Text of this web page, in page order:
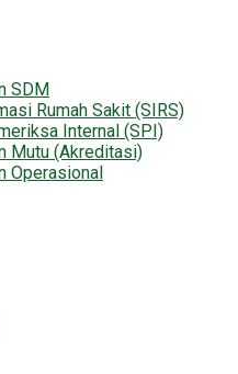
SDM
Rumah Sakit (SIRS)
Internal (SPI)
Mutu (Akreditasi)
Operasional